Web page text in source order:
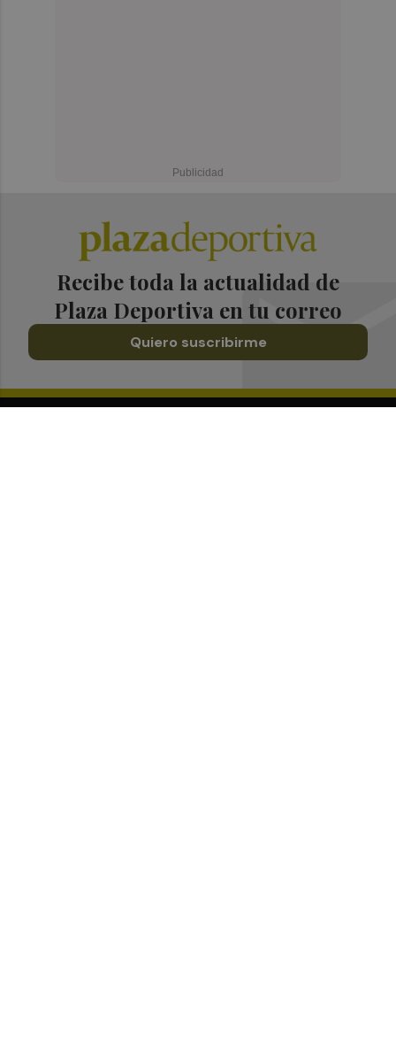
Recibe toda la actualidad de
Plaza Deportiva en tu correo
Quiero suscribirme